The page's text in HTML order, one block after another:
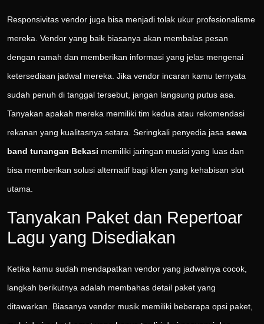
Responsivitas vendor juga bisa menjadi tolak ukur profesionalisme
mereka. Vendor yang baik biasanya akan membalas pesan
dengan ramah dan memberikan informasi yang jelas mengenai
ketersediaan jadwal mereka. Jika vendor incaran kamu ternyata
sudah penuh di tanggal tersebut, jangan langsung putus asa.
Tanyakan apakah mereka memiliki tim kedua atau rekomendasi
rekanan yang kualitasnya setara. Seringkali penyedia jasa sewa
band tunangan Bekasi memiliki jaringan musisi yang luas dan
bisa memberikan solusi alternatif bagi klien yang kehabisan slot
utama.
Tanyakan Paket dan Repertoar
Lagu yang Disediakan
Ketika kamu sudah mendapatkan vendor yang jadwalnya cocok,
langkah berikutnya adalah membahas detail paket yang
ditawarkan. Biasanya vendor musik memiliki beberapa opsi paket,